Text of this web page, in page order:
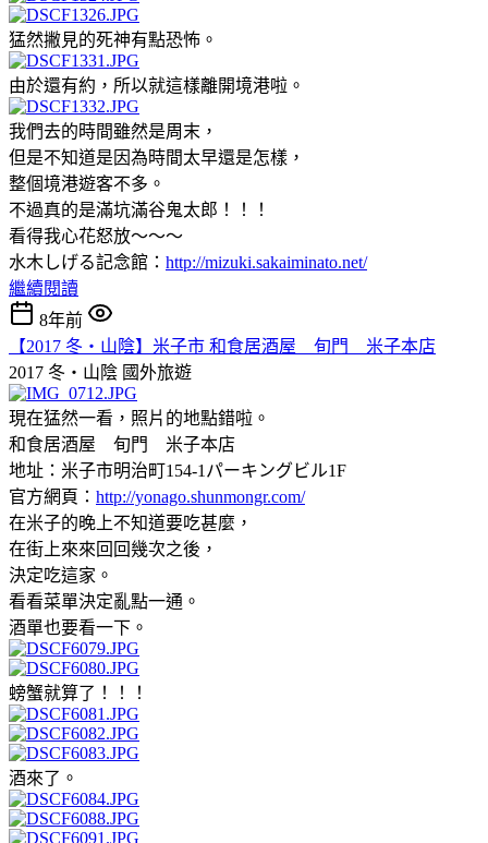
猛然撇見的死神有點恐怖。
由於還有約，所以就這樣離開境港啦。
我們去的時間雖然是周末，
但是不知道是因為時間太早還是怎樣，
整個境港遊客不多。
不過真的是滿坑滿谷鬼太郎！！！
看得我心花怒放～～～
水木しげる記念館： http://mizuki.sakaiminato.net/
繼續閱讀
8年前
【2017 冬‧山陰】米子市 和食居酒屋 旬門 米子本店
2017 冬‧山陰 國外旅遊
現在猛然一看，照片的地點錯啦。
和食居酒屋 旬門 米子本店
地址：米子市明治町154-1パーキングビル1F
官方網頁： http://yonago.shunmongr.com/
在米子的晚上不知道要吃甚麼，
在街上來來回回幾次之後，
決定吃這家。
看看菜單決定亂點一通。
酒單也要看一下。
螃蟹就算了！！！
酒來了。